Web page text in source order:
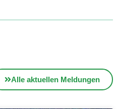
Alle aktuellen Meldungen